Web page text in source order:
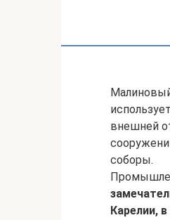
внешней
соборы.
Карелии,